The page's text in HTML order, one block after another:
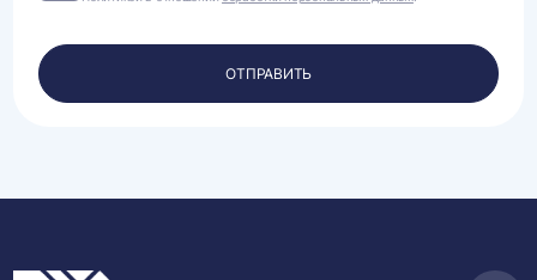
на
своих
персональных
данных.
ОТПРАВИТЬ